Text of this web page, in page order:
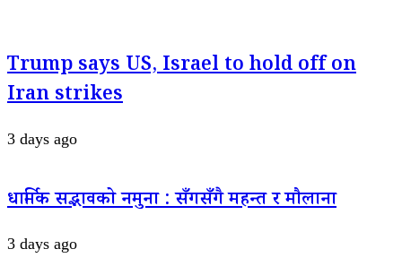
Trump says US, Israel to hold off on
Iran strikes
3 days ago
धार्मिक सद्भावको नमुना : सँगसँगै महन्त र मौलाना
3 days ago